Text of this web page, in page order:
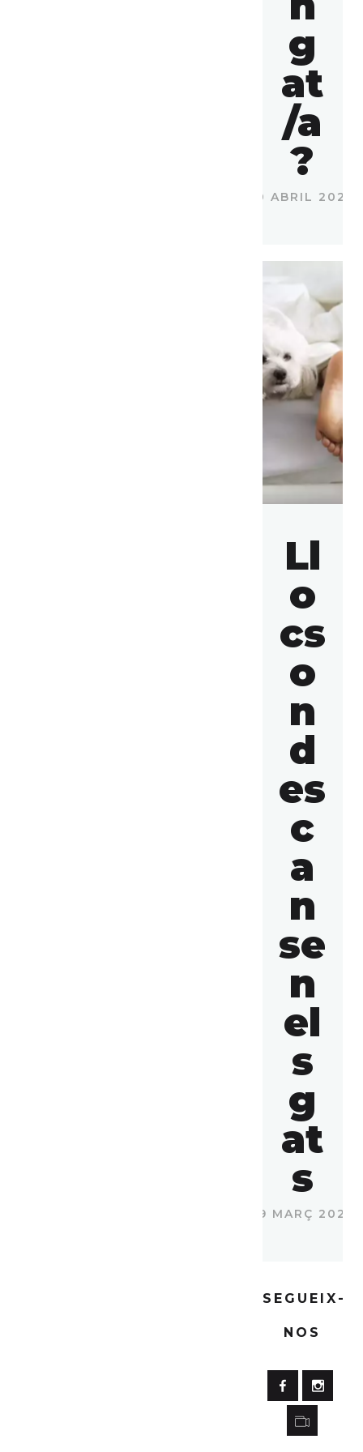
g
at
/a
?
10 ABRIL 2023
Ll
o
cs
o
n
d
es
c
a
n
se
n
el
s
g
at
s
29 MARÇ 2023
SEGUEIX-
NOS